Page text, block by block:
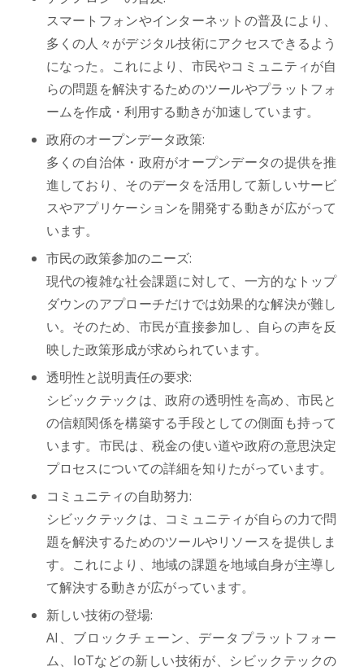
スマートフォンやインターネットの普及により、
多くの人々がデジタル技術にアクセスできるよう
になった。これにより、市民やコミュニティが自
らの問題を解決するためのツールやプラットフォ
ームを作成・利用する動きが加速しています。
政府のオープンデータ政策:
多くの自治体・政府がオープンデータの提供を推
進しており、そのデータを活用して新しいサービ
スやアプリケーションを開発する動きが広がって
います。
市民の政策参加のニーズ:
現代の複雑な社会課題に対して、一方的なトップ
ダウンのアプローチだけでは効果的な解決が難し
い。そのため、市民が直接参加し、自らの声を反
映した政策形成が求められています。
透明性と説明責任の要求:
シビックテックは、政府の透明性を高め、市民と
の信頼関係を構築する手段としての側面も持って
います。市民は、税金の使い道や政府の意思決定
プロセスについての詳細を知りたがっています。
コミュニティの自助努力:
シビックテックは、コミュニティが自らの力で問
題を解決するためのツールやリソースを提供しま
す。これにより、地域の課題を地域自身が主導し
て解決する動きが広がっています。
新しい技術の登場:
AI、ブロックチェーン、データプラットフォー
ム、IoTなどの新しい技術が、シビックテックの